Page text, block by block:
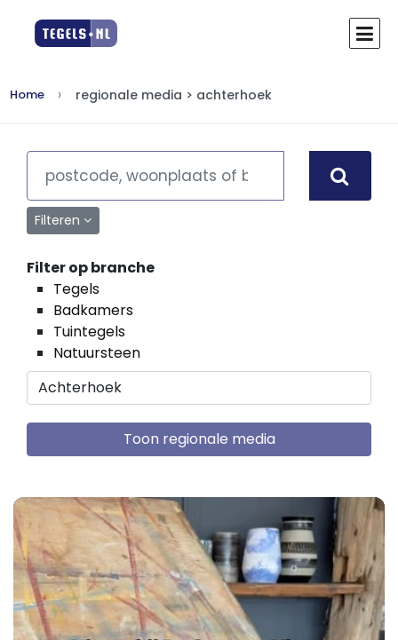
Home regionale media > achterhoek
Filteren
Filter op branche
Tegels
Badkamers
Tuintegels
Natuursteen
Toon regionale media